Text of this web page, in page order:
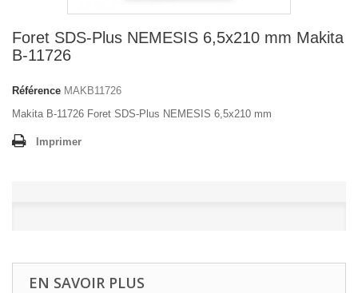
Foret SDS-Plus NEMESIS 6,5x210 mm Makita
B-11726
Référence MAKB11726
Makita B-11726 Foret SDS-Plus NEMESIS 6,5x210 mm
Imprimer
EN SAVOIR PLUS